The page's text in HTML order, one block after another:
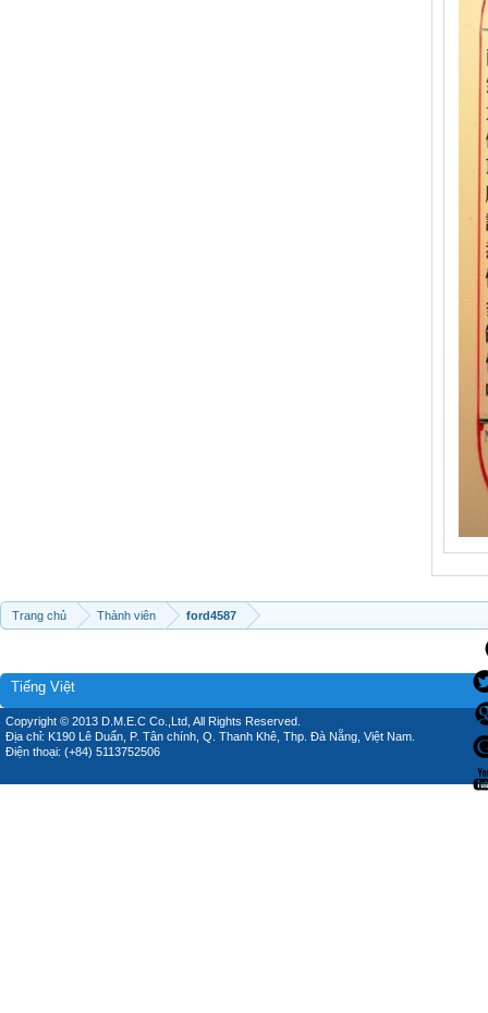
Trang chủ Thành viên ford4587
Tiếng Việt
Copyright © 2013 D.M.E.C Co.,Ltd, All Rights Reserved.
Địa chỉ: K190 Lê Duẩn, P. Tân chính, Q. Thanh Khê, Thp. Đà Nẵng, Việt Nam.
Điện thoại: (+84) 5113752506